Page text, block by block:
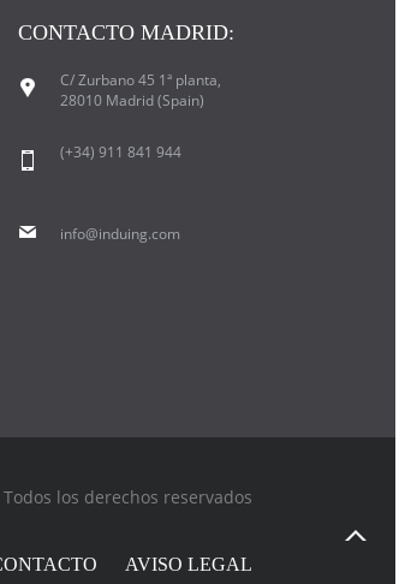
CONTACTO MADRID:
C/ Zurbano 45 1ª planta,
28010 Madrid (Spain)
(+34) 911 841 944
info@induing.com
los derechos reservados
AVISO LEGAL